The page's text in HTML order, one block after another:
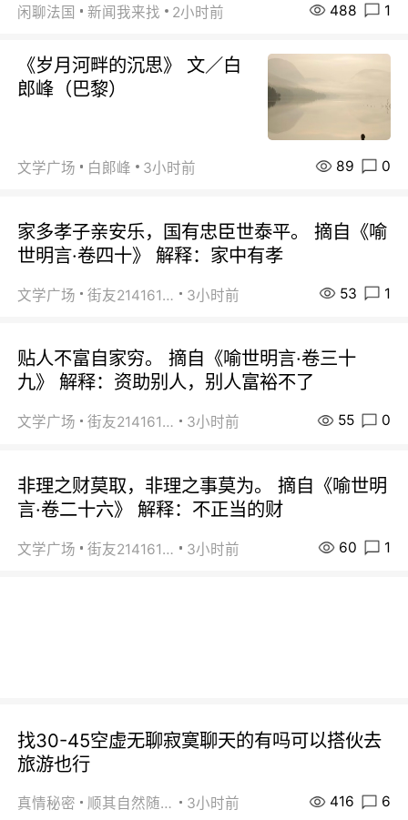
闲聊法国 新闻我来找 2小时前 488 1
《岁月河畔的沉思》 文／白
郎峰（巴黎）
文学广场 白郞峰 3小时前 89 0
家多孝子亲安乐，国有忠臣世泰平。 摘自《喻
世明言·卷四十》 解释：家中有孝
文学广场 街友21416156 3小时前 53 1
贴人不富自家穷。 摘自《喻世明言·卷三十
九》 解释：资助别人，别人富裕不了
文学广场 街友21416156 3小时前 55 0
非理之财莫取，非理之事莫为。 摘自《喻世明
言·卷二十六》 解释：不正当的财
文学广场 街友21416156 3小时前 60 1
找30-45空虚无聊寂寞聊天的有吗可以搭伙去
旅游也行
真情秘密 顺其自然随缘 3小时前 416 6